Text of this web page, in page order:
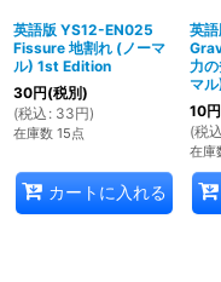
英語版 YS12-EN025
Fissure 地割れ (ノーマ
ル) 1st Edition
30円(税別)
(税込 : 33円)
在庫数 15点
カートに入れる
英
力
マ
10円
(税込
在庫